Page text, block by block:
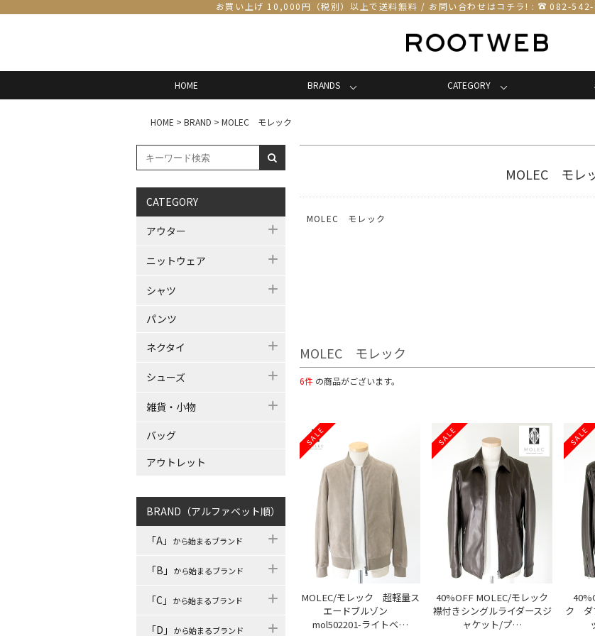
お買い上げ 10,000円（税別）以上で送料無料 / お問い合わせはコチラ! : 082-
HOME BRANDS CATEGORY
HOME > BRAND > MOLEC モレック
CATEGORY
アウター
ニットウェア
シャツ
パンツ
ネクタイ
シューズ
雑貨・小物
バッグ
アウトレット
BRAND（アルファベット順）
「A」 から始まるブランド
「B」 から始まるブランド
「C」 から始まるブランド
「D」 から始まるブランド
MOLEC モレ
MOLEC モレック
MOLEC モレック
6件 の商品がございます。
SALE
MOLEC/モレック 超軽量ス
エードブルゾン
mol502201-ライトベ…
SALE
40%OFF MOLEC/モレック
襟付きシングルライダースジ
ャケット/プ…
SALE
ク ダ